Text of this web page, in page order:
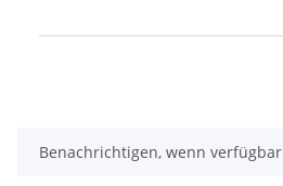
Benachrichtigen, wenn verfügbar